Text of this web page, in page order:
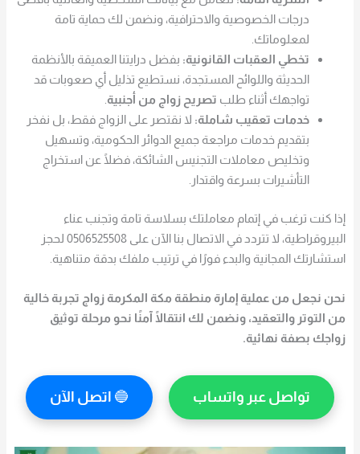
درجات الخصوصية والاحترافية، ونضمن لك حماية تامة
لمعلوماتك.
تخطي العقبات القانونية: بفضل درايتنا العميقة بالأنظمة
الحديثة واللوائح المستجدة، نستطيع تذليل أي صعوبات قد
تواجهك أثناء طلب تصريح زواج من أجنبية
خدمات تعقيب شاملة: لا نقتصر على الزواج فقط، بل نفخر
بتقديم خدمات مراجعة جميع الدوائر الحكومية، وتسهيل
وتخليص معاملات التجنيس الشائكة، فضلًا عن استخراج
التأشيرات بسرعة واقتدار.
إذا كنت ترغب في إتمام معاملتك بسلاسة تامة وتجنب عناء
البيروقراطية، لا تتردد في الاتصال بنا الآن على 0506525508 لحجز
استشارتك المجانية والبدء فورًا في ترتيب ملفك بدقة متناهية.
نحن نجعل من عمليةإمارة منطقة مكة المكرمة زواج تجربة خالية
من التوتر والتعقيد، ونضمن لك انتقالًا آمنًا نحو مرحلة توثيق
زواجك بصفة نهائية.
تواصل عبر واتساب 🔵 اتصل الآن